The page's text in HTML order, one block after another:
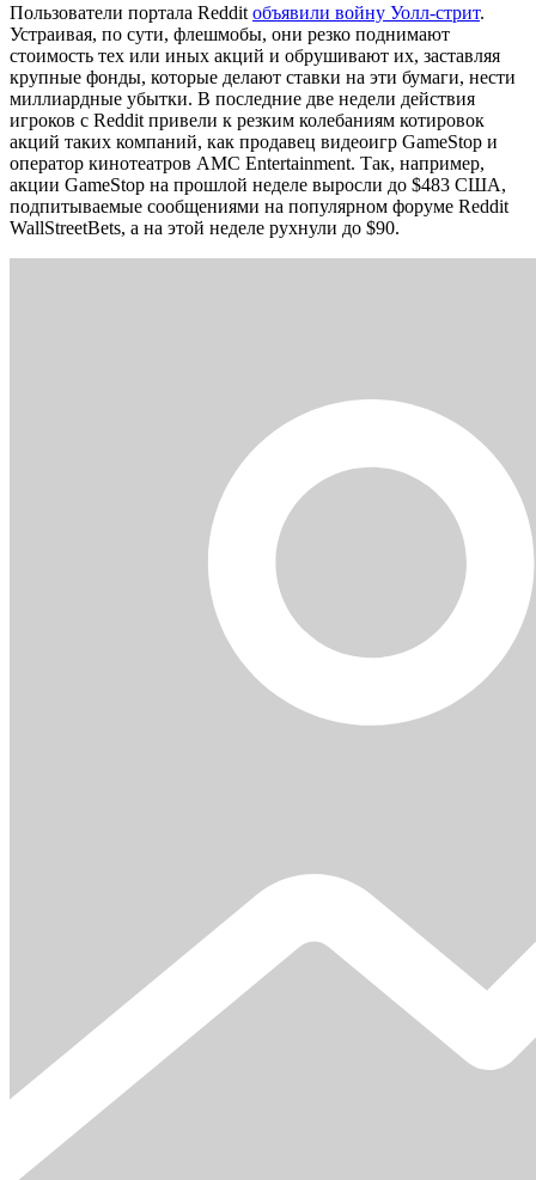
Пользователи портала Reddit объявили войну Уолл-стрит.
Устраивая, по сути, флешмобы, они резко поднимают
стоимость тех или иных акций и обрушивают их, заставляя
крупные фонды, которые делают ставки на эти бумаги, нести
миллиардные убытки. В последние две недели действия
игроков с Reddit привели к резким колебаниям котировок
акций таких компаний, как продавец видеоигр GameStop и
оператор кинотеатров AMC Entertainment. Так, например,
акции GameStop на прошлой неделе выросли до $483 США,
подпитываемые сообщениями на популярном форуме Reddit
WallStreetBets, а на этой неделе рухнули до $90.